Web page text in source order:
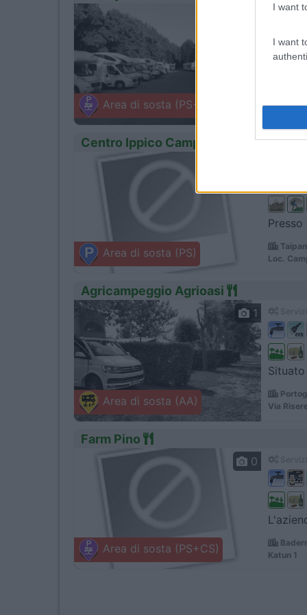
I want
I want
Area di sosta (PS+CS)
Centro Ippico Campo di Bonis
Area di sosta (PS)
Loc.
Agricampeggio Agrioasi
Area di sosta (AA)
1
Via
Farm Pino
Area di sosta (PS+CS)
0
Katun 1